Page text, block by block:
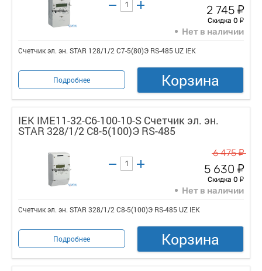
2 745 у
Скидка 0 у
Нет в наличии
Счетчик эл. эн. STAR 128/1/2 С7-5(80)Э RS-485 UZ IEK
Подробнее Корзина
IEK IME11-32-C6-100-10-S Счетчик эл. эн.
STAR 328/1/2 С8-5(100)Э RS-485
6 475у
5 630 у
Скидка 0 у
Нет в наличии
Счетчик эл. эн. STAR 328/1/2 С8-5(100)Э RS-485 UZ IEK
Подробнее Корзина